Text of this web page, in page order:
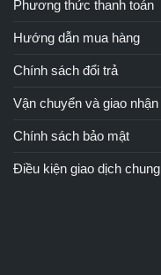
Phương thức thanh toán
Hướng dẫn mua hàng
Chính sách đổi trả
Vận chuyển và giao nhận
Chính sách bảo mật
Điều kiện giao dịch chung